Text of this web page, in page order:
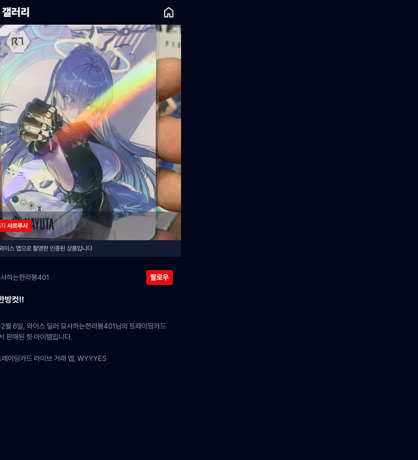
러리
샤르루시
이스 앱으로 촬영한 인증된 상품입니다
하는한라봉401 팔로우
방컷!!
월 6일, 와이스 딜러 묘사하는한라봉401님의 트레이딩카드
판매된 힛 아이템입니다.
레이딩카드 라이브 거래 앱, WYYYES